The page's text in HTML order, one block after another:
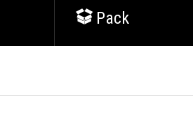
Pack